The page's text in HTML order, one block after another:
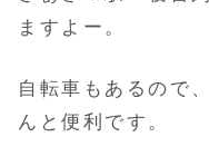
ますよー。
自転車もあるので
んと便利です。